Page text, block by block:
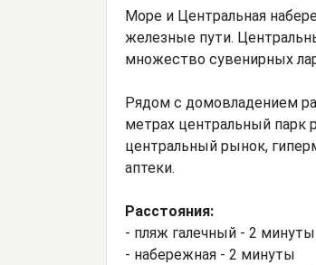
Море и Центральная
железные пути.
множество сувенирных
Рядом с домовладением
метрах центральный парк
центральный рынок,
аптеки.
Расстояния:
- пляж галечный - 2 минуты
- набережная - 2 минуты